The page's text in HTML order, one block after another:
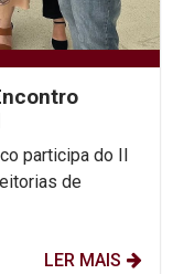
participa do II
de
LER MAIS